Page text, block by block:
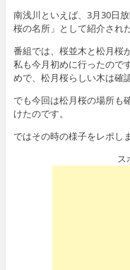
南浅川といえば、3月30日
桜の名所」として紹介され
番組では、桜並木と松月桜
私も今月初めに行ったので
めで、松月桜らしい木は確
でも今回は松月桜の場所も
けたのです。
ではその時の様子をレポし
ス